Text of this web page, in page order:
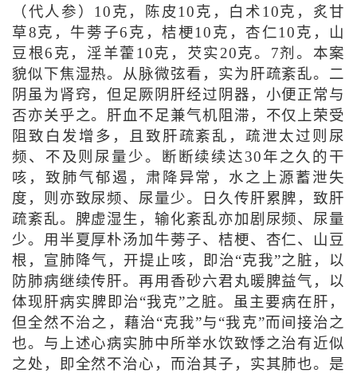
（代人参）10克，陈皮10克，白术10克，炙甘
草8克，牛蒡子6克，桔梗10克，杏仁10克，山
豆根6克，淫羊藿10克，芡实20克。7剂。本案
貌似下焦湿热。从脉微弦看，实为肝疏紊乱。二
阴虽为肾窍，但足厥阴肝经过阴器，小便正常与
否亦关乎之。肝血不足兼气机阻滞，不仅上荣受
阻致白发增多，且致肝疏紊乱，疏泄太过则尿
频、不及则尿量少。断断续续达30年之久的干
咳，致肺气郁遏，肃降异常，水之上源蓄泄失
度，则亦致尿频、尿量少。日久传肝累脾，致肝
疏紊乱。脾虚湿生，输化紊乱亦加剧尿频、尿量
少。用半夏厚朴汤加牛蒡子、桔梗、杏仁、山豆
根，宣肺降气，开提止咳，即治“克我”之脏，以
防肺病继续传肝。再用香砂六君丸暖脾益气，以
体现肝病实脾即治“我克”之脏。虽主要病在肝，
但全然不治之，藉治“克我”与“我克”而间接治之
也。与上述心病实肺中所举水饮致悸之治有近似
之处，即全然不治心，而治其子，实其肺也。是